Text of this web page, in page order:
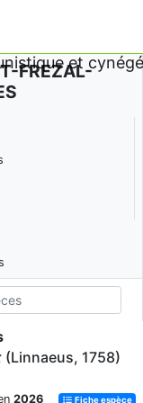
et
FREZAL-
(Linnaeus, 1758)
2026 Fiche espèce